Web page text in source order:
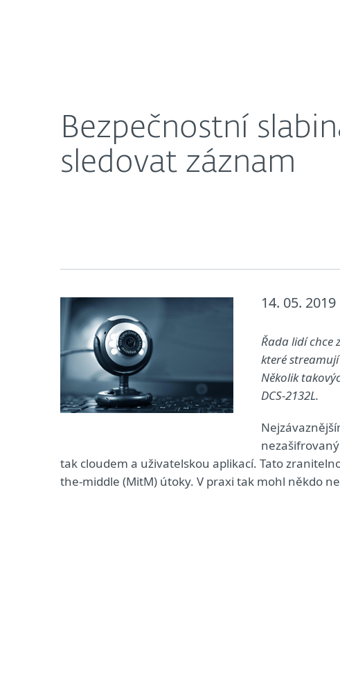
Bezpečnostní
sledovat záznam
14. 05. 2019
Řada lidí chce
které
Několik
DCS-2132L.
tak cloudem a uživatelskou aplikací. Tato
the-middle (MitM) útoky. V praxi tak mohl někdo